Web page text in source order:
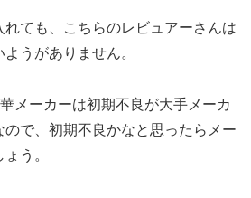
れても、こちらのレビュアーさんは
うがありません。
メーカーは初期不良が大手メーカ
で、初期不良かなと思ったらメー
う。